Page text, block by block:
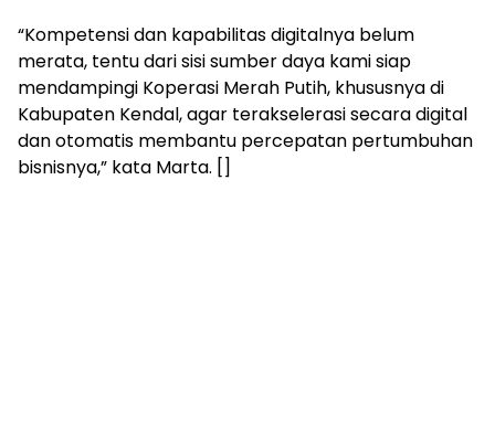
“Kompetensi dan kapabilitas digitalnya belum
merata, tentu dari sisi sumber daya kami siap
mendampingi Koperasi Merah Putih, khususnya di
Kabupaten Kendal, agar terakselerasi secara digital
dan otomatis membantu percepatan pertumbuhan
bisnisnya,” kata Marta. []